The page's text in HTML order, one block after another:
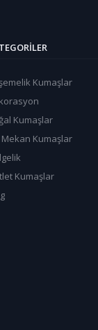
Kumaşlar
Kumaşlar
Mekan Kumaşlar
Kumaşlar